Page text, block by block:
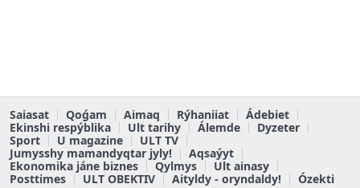
Saiasat Qoǵam Aimaq Rýhaniiat
Ádebiet
Ekinshi respýblika
Ult tarihy Álemde
Dyzeter
Sport
U magazine
ULT TV
Jumysshy mamandyqtar jyly!
Aqsaýyt
Ekonomika jáne biznes
Qylmys
Ult ainasy
Posttimes
ULT OBEKTIV Aityldy - oryndaldy! Ózekti